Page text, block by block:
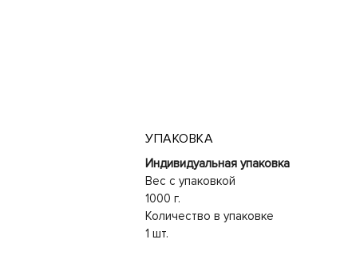
УПАКОВКА
Индивидуальная упаковка
Вес с упаковкой
1000 г.
Количество в упаковке
1 шт.